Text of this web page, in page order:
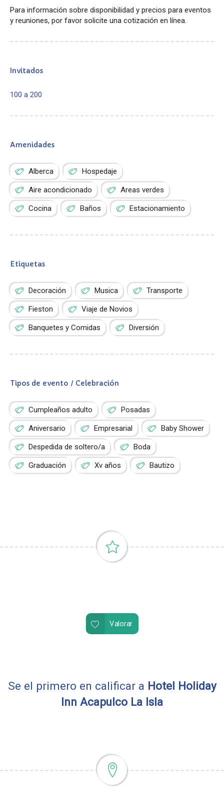
Para información sobre disponibilidad y precios para eventos
y reuniones, por favor solicite una cotización en línea.
Invitados
100 a 200
Amenidades
Alberca Hospedaje
Aire acondicionado Areas verdes
Cocina Baños Estacionamiento
Etiquetas
Decoración Musica Transporte
Fieston Viaje de Novios
Banquetes y Comidas Diversión
Tipos de evento / Celebración
Cumpleaños adulto Posadas
Aniversario Empresarial Baby Shower
Despedida de soltero/a Boda
Graduación Xv años Bautizo
Valorar
Se el primero en calificar a Hotel Holiday
Inn Acapulco La Isla